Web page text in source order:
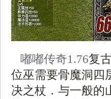
嘟嘟传奇1.76复
位巫需要骨魔洞四
决之杖．与一般的